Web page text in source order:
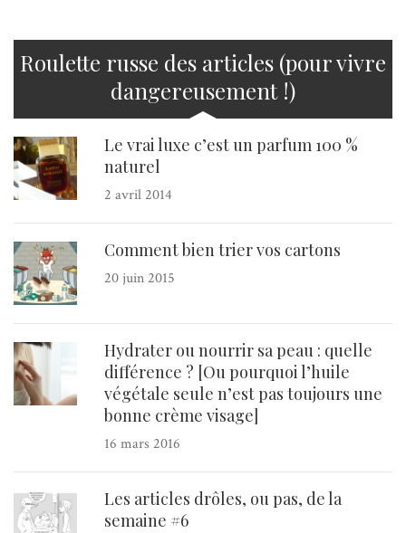
Roulette russe des articles (pour vivre
dangereusement !)
Le vrai luxe c’est un parfum 100 %
naturel
2 avril 2014
Comment bien trier vos cartons
20 juin 2015
Hydrater ou nourrir sa peau : quelle
différence ? [Ou pourquoi l’huile
végétale seule n’est pas toujours une
bonne crème visage]
16 mars 2016
Les articles drôles, ou pas, de la
semaine #6